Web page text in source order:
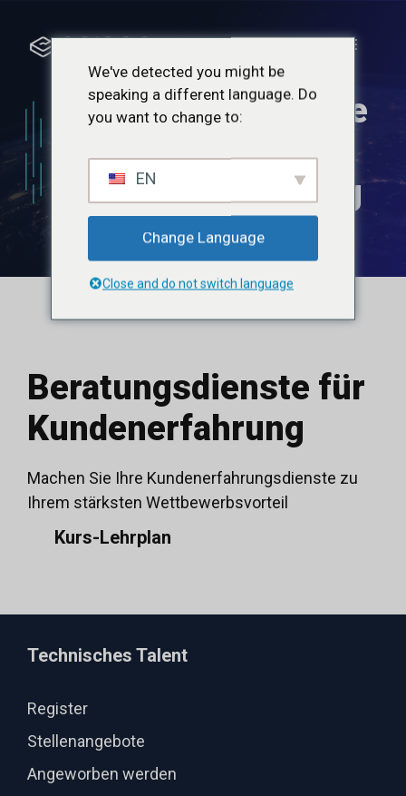
Inhalt
springen
Menü
Beratungsdienste
für
Kundenerfahrung
Beratungsdienste für
Kundenerfahrung
Machen Sie Ihre Kundenerfahrungsdienste zu
Ihrem stärksten Wettbewerbsvorteil
Kurs-Lehrplan
Technisches Talent
Register
Stellenangebote
Angeworben werden
We've detected you might be
speaking a different language. Do
you want to change to:
EN
Change Language
Close and do not switch language